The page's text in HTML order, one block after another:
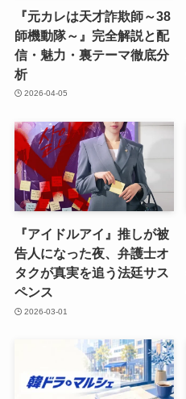
『元カレは天才詐欺師～38
師機動隊～』完全解説と配
信・魅力・裏テーマ徹底分
析
2026-04-05
『アイドルアイ』推しが被
告人になった夜、弁護士オ
タクが真実を追う法廷サス
ペンス
2026-03-01